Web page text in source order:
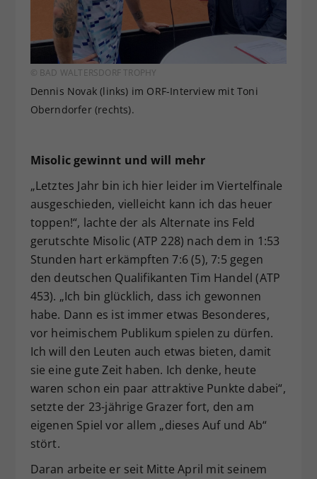
© BAD WALTERSDORF TROPHY
Dennis Novak (links) im ORF-Interview mit Toni
Oberndorfer (rechts).
Misolic gewinnt und will mehr
„Letztes Jahr bin ich hier leider im Viertelfinale
ausgeschieden, vielleicht kann ich das heuer
toppen!“, lachte der als Alternate ins Feld
gerutschte Misolic (ATP 228) nach dem in 1:53
Stunden hart erkämpften 7:6 (5), 7:5 gegen
den deutschen Qualifikanten Tim Handel (ATP
453). „Ich bin glücklich, dass ich gewonnen
habe. Dann es ist immer etwas Besonderes,
vor heimischem Publikum spielen zu dürfen.
Ich will den Leuten auch etwas bieten, damit
sie eine gute Zeit haben. Ich denke, heute
waren schon ein paar attraktive Punkte dabei“,
setzte der 23-jährige Grazer fort, den am
eigenen Spiel vor allem „dieses Auf und Ab“
stört.
Daran arbeite er seit Mitte April mit seinem